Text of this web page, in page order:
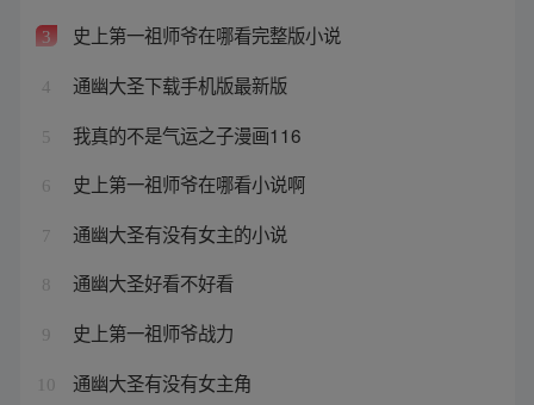
3 史上第一祖师爷在哪看完整版小说
4 通幽大圣下载手机版最新版
5 我真的不是气运之子漫画116
6 史上第一祖师爷在哪看小说啊
7 通幽大圣有没有女主的小说
8 通幽大圣好看不好看
9 史上第一祖师爷战力
10 通幽大圣有没有女主角